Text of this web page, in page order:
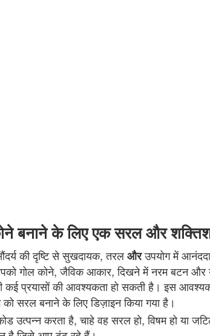
बनाने के लिए एक सरल और
की दृष्टि से सुखदायक, तरलऔरउपयोग में
गोल कोने, जैविक आकार, दिखने में नरम बटन और
कई प्रयासों की आवश्यकता हो सकती है। इस
सरल बनाने के लिए डिज़ाइन किया गया है।
करता है, चाहे वह सरल हो, विषम हो या